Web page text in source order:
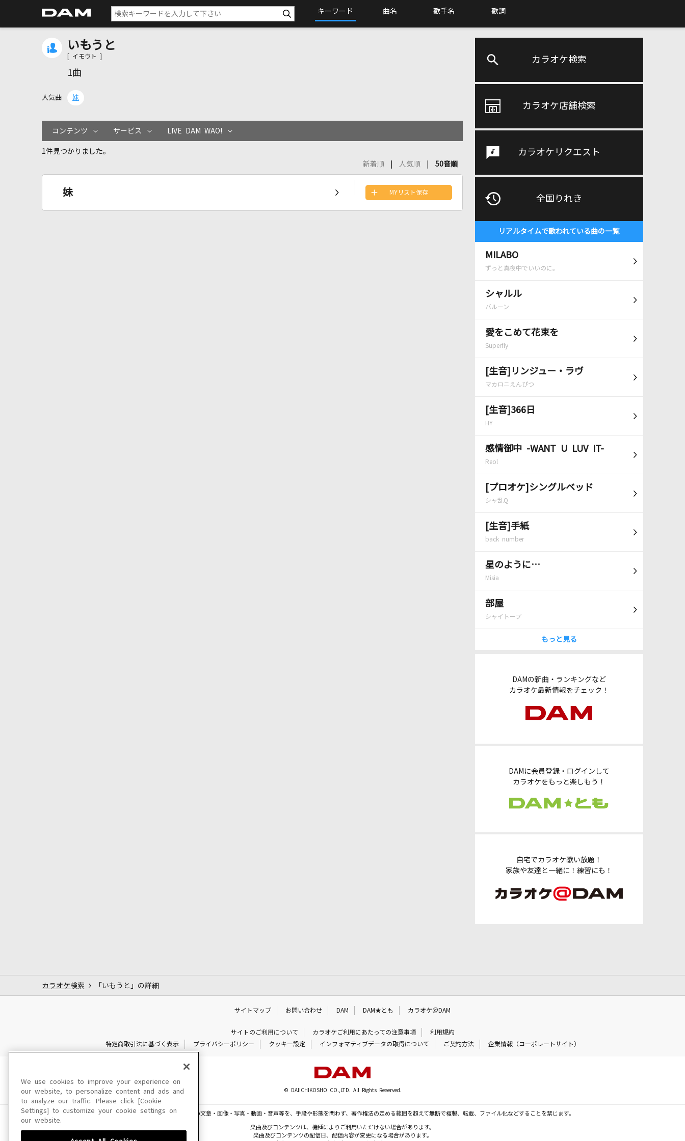
キーワード 曲名 歌手名 歌詞
カラオケ検索
カラオケ店舗検索
カラオケリクエスト
全国りれき
リアルタイムで歌われている曲の一覧
MILABO
ずっと真夜中でいいのに。
シャルル
バルーン
愛をこめて花束を
Superfly
[生音]リンジュー・ラヴ
マカロニえんぴつ
[生音]366日
HY
感情御中 -WANT U LUV IT-
Reol
[プロオケ]シングルベッド
シャ乱Q
[生音]手紙
back number
星のように…
Misia
部屋
シャイトープ
もっと見る
DAMの新曲・ランキングなど
カラオケ最新情報をチェック！
DAMに会員登録・ログインして
カラオケをもっと楽しもう！
自宅でカラオケ歌い放題！
家族や友達と一緒に！練習にも！
いもうと
[ イモウト ]
1曲
人気曲 妹
コンテンツ サービス LIVE DAM WAO!
1件見つかりました。
新着順
人気順 50音順
妹 MYリスト保存
カラオケ検索 「いもうと」の詳細
サイトマップ お問い合わせ DAM DAM★とも カラオケ＠DAM
サイトのご利用について カラオケご利用にあたっての注意事項
利用規約
特定商取引法に基づく表示
プライバシーポリシー クッキー設定 インフォマティブデータの取得について ご契約方法 企業情報（コーポレートサイト）
© DAIICHIKOSHO CO.,LTD. All Rights Reserved.
このサイトに掲載されている一切の文章・画像・写真・動画・音声等を、手段や形態を問わず、著作権法の定める範囲を超えて無断で複製、転載、ファイル化などすることを禁じます。
楽曲及びコンテンツは、機種によりご利用いただけない場合があります。
楽曲及びコンテンツの配信日、配信内容が変更になる場合があります。
We use cookies to improve your experience on
our website, to personalize content and ads and
to analyze our traffic. Please click [Cookie
Settings] to customize your cookie settings on
our website.